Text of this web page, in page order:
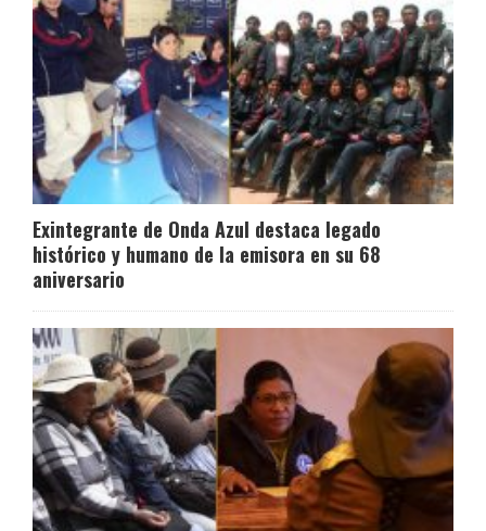
Exintegrante de Onda Azul destaca legado
histórico y humano de la emisora en su 68
aniversario